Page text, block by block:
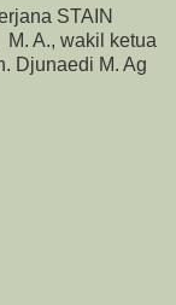
STAIN
M. A., wakil ketua
Djunaedi M. Ag